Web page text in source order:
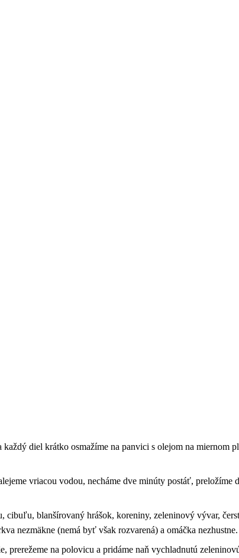
diel krátko osmažíme na panvici s olejom na miernom
vriacou vodou, necháme dve minúty postáť, preložíme
cibuľu, blanšírovaný hrášok, koreniny, zeleninový vývar,
nezmäkne (nemá byť však rozvarená) a omáčka nezhustne.
prerežeme na polovicu a pridáme naň vychladnutú